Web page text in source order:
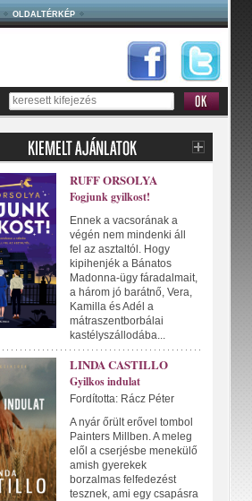
OLDALTÉRKÉP
RUFF ORSOLYA
Fogjunk gyilkost!
Ennek a vacsorának a
végén nem mindenki áll
fel az asztaltól. Hogy
kipihenjék a Bánatos
Madonna-ügy fáradalmait,
a három jó barátnő, Vera,
Kamilla és Adél a
mátraszentborbálai
kastélyszállodába...
LINDA CASTILLO
Gyilkos indulat
Fordította: Rácz Péter
A nyár őrült erővel tombol
Painters Millben. A meleg
elől a cserjésbe menekülő
amish gyerekek
borzalmas felfedezést
tesznek, ami egy csapásra